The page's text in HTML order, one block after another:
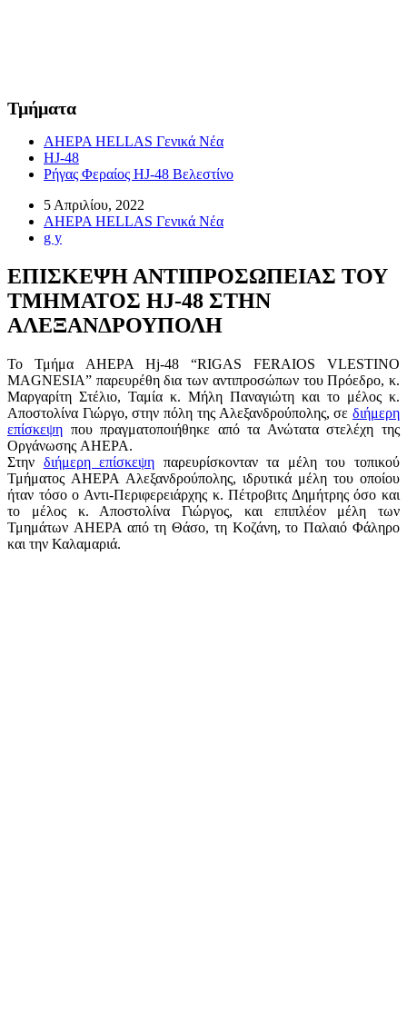
Τμήματα
AHEPA HELLAS Γενικά Νέα
HJ-48
Ρήγας Φεραίος HJ-48 Βελεστίνο
5 Απριλίου, 2022
AHEPA HELLAS Γενικά Νέα
g y
ΕΠΙΣΚΕΨΗ ΑΝΤΙΠΡΟΣΩΠΕΙΑΣ ΤΟΥ
ΤΜΗΜΑΤΟΣ HJ-48 ΣΤΗΝ
ΑΛΕΞΑΝΔΡΟΥΠΟΛΗ
Το Τμήμα AHEPA Hj-48 “RIGAS FERAIOS VLESTINO
MAGNESIA” παρευρέθη δια των αντιπροσώπων του Πρόεδρο, κ.
Μαργαρίτη Στέλιο, Ταμία κ. Μήλη Παναγιώτη και το μέλος κ.
Αποστολίνα Γιώργο, στην πόλη της Αλεξανδρούπολης, σε διήμερη
επίσκεψη που πραγματοποιήθηκε από τα Ανώτατα στελέχη της
Οργάνωσης AHEPA.
Στην διήμερη επίσκεψη παρευρίσκονταν τα μέλη του τοπικού
Τμήματος AHEPA Αλεξανδρούπολης, ιδρυτικά μέλη του οποίου
ήταν τόσο ο Αντι-Περιφερειάρχης κ. Πέτροβιτς Δημήτρης όσο και
το μέλος κ. Αποστολίνα Γιώργος, και επιπλέον μέλη των
Τμημάτων AHEPA από τη Θάσο, τη Κοζάνη, το Παλαιό Φάληρο
και την Καλαμαριά.